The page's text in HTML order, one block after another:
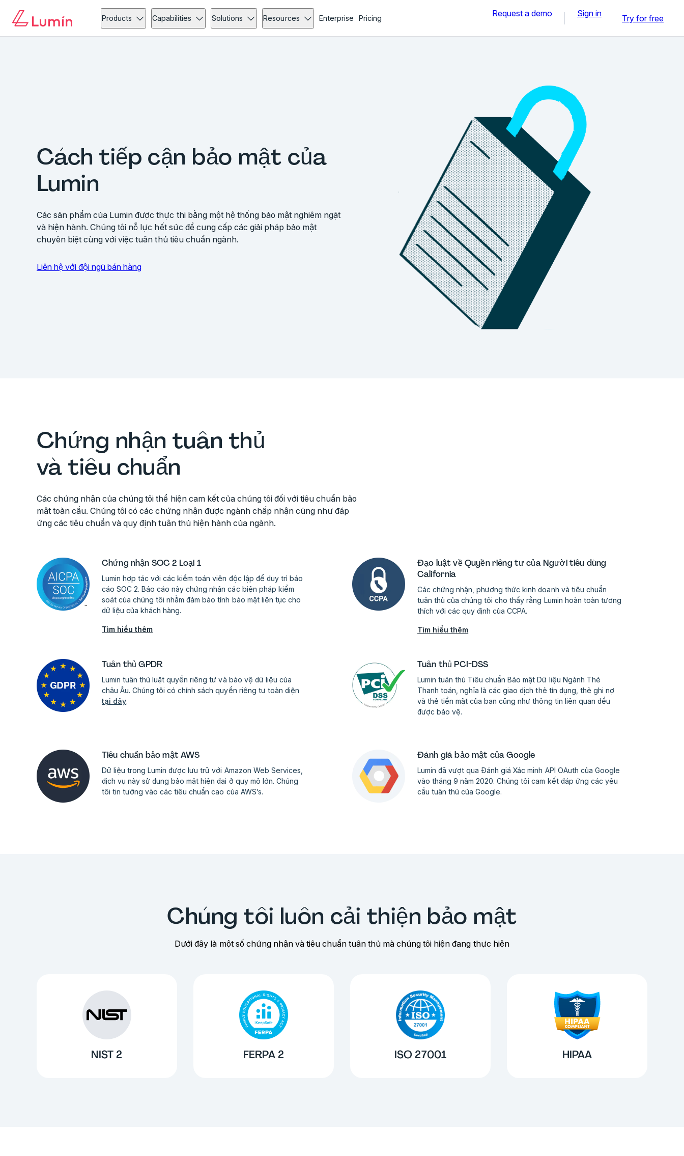
Products Capabilities Solutions Resources Enterprise Pricing Request a demo Sign in Try for free
Cách tiếp cận bảo mật của
Lumin
Các sản phẩm của Lumin được thực thi bằng một hệ thống bảo mật nghiêm ngặt
và hiện hành. Chúng tôi nỗ lực hết sức để cung cấp các giải pháp bảo mật
chuyên biệt cùng với việc tuân thủ tiêu chuẩn ngành.
Liên hệ với đội ngũ bán hàng
Chứng nhận tuân thủ
và tiêu chuẩn
Các chứng nhận của chúng tôi thể hiện cam kết của chúng tôi đối với tiêu chuẩn bảo
mật toàn cầu. Chúng tôi có các chứng nhận được ngành chấp nhận cũng như đáp
ứng các tiêu chuẩn và quy định tuân thủ hiện hành của ngành.
Chứng nhận SOC 2 Loại 1
Lumin hợp tác với các kiểm toán viên độc lập để duy trì báo
cáo SOC 2. Báo cáo này chứng nhận các biện pháp kiểm
soát của chúng tôi nhằm đảm bảo tính bảo mật liên tục cho
dữ liệu của khách hàng.
Tìm hiểu thêm
Đạo luật về Quyền riêng tư của Người tiêu dùng
California
Các chứng nhận, phương thức kinh doanh và tiêu chuẩn
tuân thủ của chúng tôi cho thấy rằng Lumin hoàn toàn tương
thích với các quy định của CCPA.
Tìm hiểu thêm
Tuân thủ GPDR
Lumin tuân thủ luật quyền riêng tư và bảo vệ dữ liệu của
châu Âu. Chúng tôi có chính sách quyền riêng tư toàn diện
tại đây.
Tuân thủ PCI-DSS
Lumin tuân thủ Tiêu chuẩn Bảo mật Dữ liệu Ngành Thẻ
Thanh toán, nghĩa là các giao dịch thẻ tín dụng, thẻ ghi nợ
và thẻ tiền mặt của bạn cũng như thông tin liên quan đều
được bảo vệ.
Tiêu chuẩn bảo mật AWS
Dữ liệu trong Lumin được lưu trữ với Amazon Web Services,
dịch vụ này sử dụng bảo mật hiện đại ở quy mô lớn. Chúng
tôi tin tưởng vào các tiêu chuẩn cao của AWS’s.
Đánh giá bảo mật của Google
Lumin đã vượt qua Đánh giá Xác minh API OAuth của Google
vào tháng 9 năm 2020. Chúng tôi cam kết đáp ứng các yêu
cầu tuân thủ của Google.
Chúng tôi luôn cải thiện bảo mật
Dưới đây là một số chứng nhận và tiêu chuẩn tuân thủ mà chúng tôi hiện đang thực hiện
NIST 2 FERPA 2 ISO 27001 HIPAA